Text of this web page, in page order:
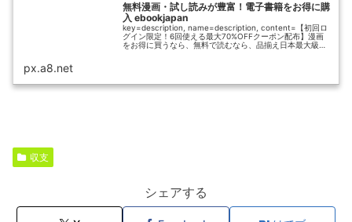
無料漫画・試し読みが豊富！電子書籍をお得に購
入 ebookjapan
key=description, name=description, content=【初回ロ
グイン限定！6回使える最大70%OFFクーポン配布】漫画
をお得に買うなら、無料で読むなら、品揃え日本最大級
px.a8.net
収支
シェアする